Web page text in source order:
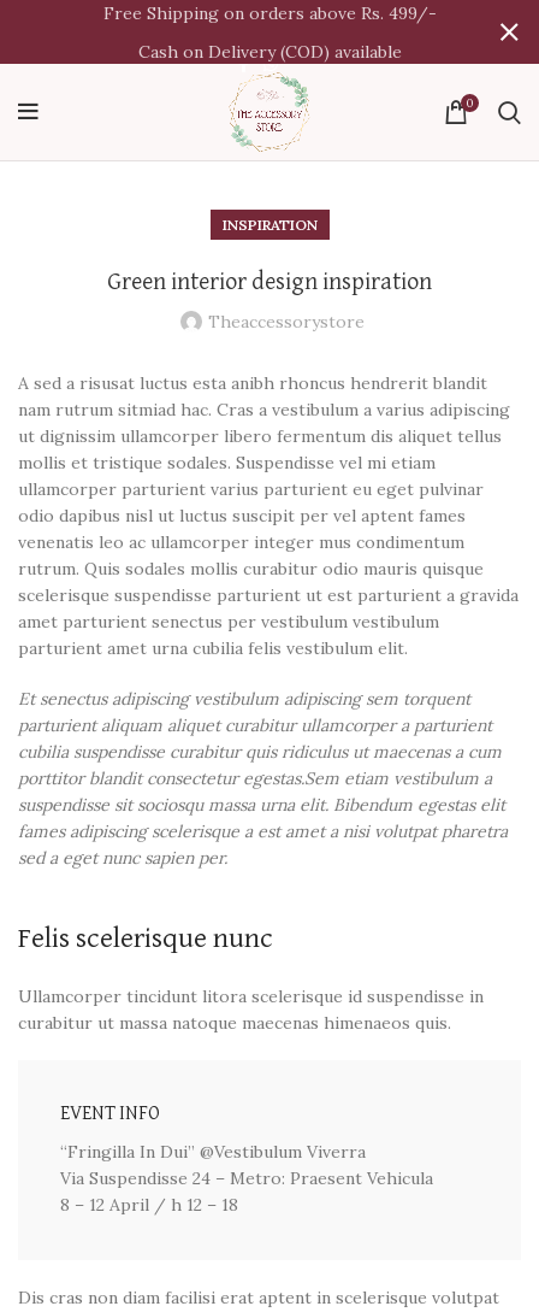
0
INSPIRATION
Green interior design inspiration
Theaccessorystore
A sed a risusat luctus esta anibh rhoncus hendrerit blandit
nam rutrum sitmiad hac. Cras a vestibulum a varius adipiscing
ut dignissim ullamcorper libero fermentum dis aliquet tellus
mollis et tristique sodales. Suspendisse vel mi etiam
ullamcorper parturient varius parturient eu eget pulvinar
odio dapibus nisl ut luctus suscipit per vel aptent fames
venenatis leo ac ullamcorper integer mus condimentum
rutrum. Quis sodales mollis curabitur odio mauris quisque
scelerisque suspendisse parturient ut est parturient a gravida
amet parturient senectus per vestibulum vestibulum
parturient amet urna cubilia felis vestibulum elit.
Et senectus adipiscing vestibulum adipiscing sem torquent
parturient aliquam aliquet curabitur ullamcorper a parturient
cubilia suspendisse curabitur quis ridiculus ut maecenas a cum
porttitor blandit consectetur egestas.Sem etiam vestibulum a
suspendisse sit sociosqu massa urna elit. Bibendum egestas elit
fames adipiscing scelerisque a est amet a nisi volutpat pharetra
sed a eget nunc sapien per.
Felis scelerisque nunc
Ullamcorper tincidunt litora scelerisque id suspendisse in
curabitur ut massa natoque maecenas himenaeos quis.
EVENT INFO
“Fringilla In Dui” @Vestibulum Viverra
Via Suspendisse 24 – Metro: Praesent Vehicula
8 – 12 April / h 12 – 18
Dis cras non diam facilisi erat aptent in scelerisque volutpat
Free Shipping on orders above Rs. 499/-
Cash on Delivery (COD) available